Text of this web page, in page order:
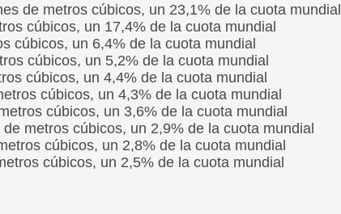
de metros cúbicos, un 23,1% de la cuota mundial
cúbicos, un 17,4% de la cuota mundial
cúbicos, un 6,4% de la cuota mundial
cúbicos, un 5,2% de la cuota mundial
cúbicos, un 4,4% de la cuota mundial
cúbicos, un 4,3% de la cuota mundial
cúbicos, un 3,6% de la cuota mundial
metros cúbicos, un 2,9% de la cuota mundial
cúbicos, un 2,8% de la cuota mundial
cúbicos, un 2,5% de la cuota mundial